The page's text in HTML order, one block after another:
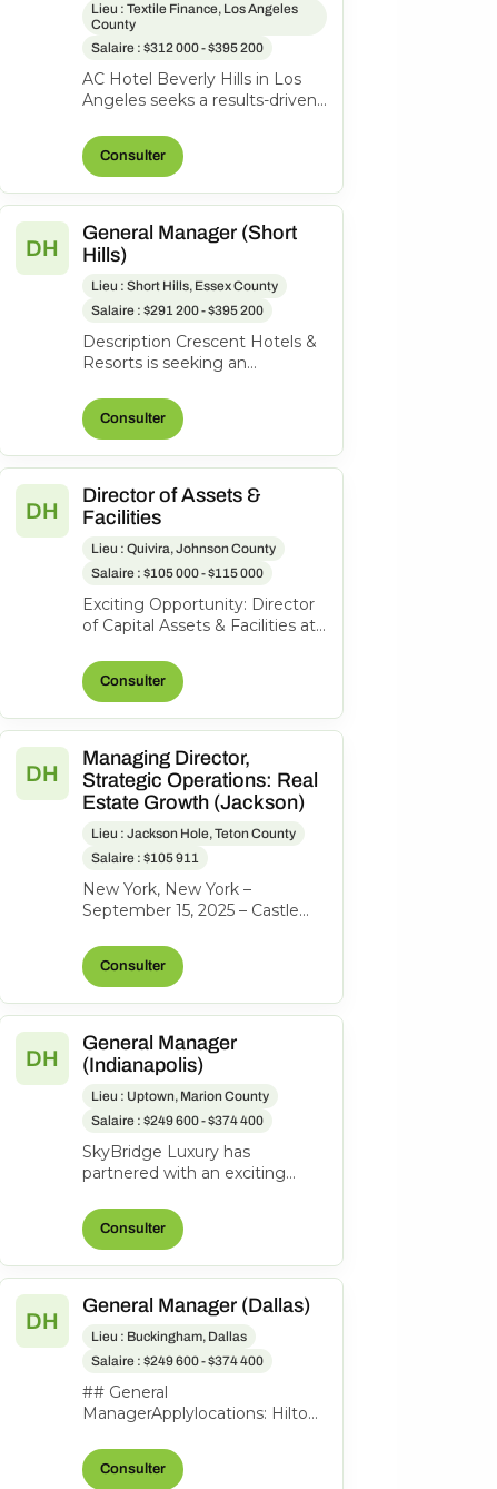
Lieu : Textile Finance, Los Angeles
County
Salaire : $312 000 - $395 200
AC Hotel Beverly Hills in Los
Angeles seeks a results-driven
200-room lifestyle hotel and...
Consulter
DH
General Manager (Short
Hills)
Lieu : Short Hills, Essex County
Salaire : $291 200 - $395 200
Description Crescent Hotels &
Resorts is seeking an
to lead the Hilton Short Hills. At
Cr...Consulter
DH
Director of Assets &
Facilities
Lieu : Quivira, Johnson County
Salaire : $105 000 - $115 000
Exciting Opportunity: Director
of Capital Assets & Facilities at
Consulting, Inc. About the
role...Consulter
DH
Managing Director,
Strategic Operations: Real
Estate Growth (Jackson)
Lieu : Jackson Hole, Teton County
Salaire : $105 911
New York, New York –
September 15, 2025 – Castle
or “CPH”), the investment firm
behind...
Consulter
DH
General Manager
(Indianapolis)
Lieu : Uptown, Marion County
Salaire : $249 600 - $374 400
SkyBridge Luxury has
partnered with an exciting
exceptional General Manager
to lead th...
Consulter
DH
General Manager (Dallas)
Lieu : Buckingham, Dallas
Salaire : $249 600 - $374 400
## General
ManagerApplylocations: Hilton
Downtowntime type: Full
timeposted on: Posted
Consulter